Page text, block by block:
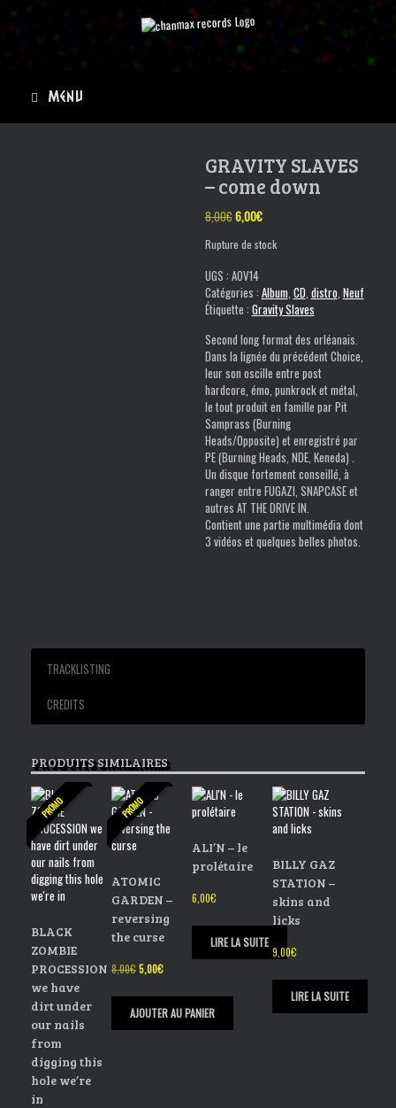
Menu
GRAVITY SLAVES
– come down
8,00€Le
initial
8,00€.
6,00€Le
actuel
Rupture de stock
UGS : AOV14
Catégories : Album CD distro Neuf
Étiquette : Gravity Slaves
Second long format des orléanais.
Dans la lignée du précédent Choice,
leur son oscille entre post
hardcore, émo, punkrock et métal,
le tout produit en famille par Pit
Samprass (Burning
Heads/Opposite) et enregistré par
PE (Burning Heads, NDE, Keneda) .
Un disque fortement conseillé, à
ranger entre FUGAZI, SNAPCASE et
autres AT THE DRIVE IN.
Contient une partie multimédia dont
3 vidéos et quelques belles photos.
TRACKLISTING
CREDITS
01 Choice
03 You dig
04 Doubt
05 I remeber
06 Not in peace
07 Golden
08 Close to me
08 Voices
08 Easy-mode
08 Satanas playground
08 Congratulation Mr. X
The Age Of Venus 2004
PRODUITS SIMILAIRES
PROMO
BLACK
ZOMBIE
PROCESSION
we have
dirt under
our nails
from
digging this
hole we’re
in
PROMO
ATOMIC
GARDEN –
reversing
the curse
8,00€Le
initial
était :
5,00€Le
actuel
est :
AJOUTER AU PANIER
ALI’N – le
prolétaire
6,00€
LIRE LA SUITE
BILLY GAZ
STATION –
skins and
licks
9,00€
LIRE LA SUITE